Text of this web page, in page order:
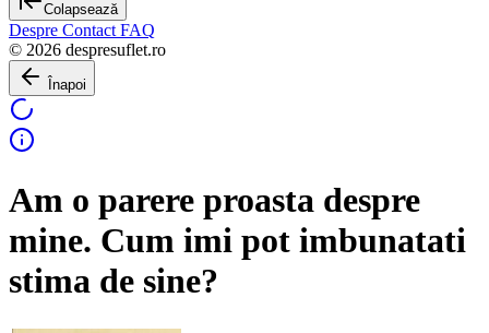
Colapsează
Despre Contact FAQ
© 2026 despresuflet.ro
Înapoi
Am o parere proasta despre
mine. Cum imi pot imbunatati
stima de sine?